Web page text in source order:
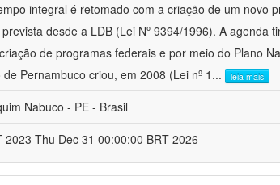
integral é retomado com a criação de um novo
desde a LDB (Lei Nº 9394/1996). A agenda
de programas federais e por meio do Plano
Pernambuco criou, em 2008 (Lei nº 1 ... leia mais
Nabuco - PE - Brasil
Thu Dec 31 00:00:00 BRT 2026